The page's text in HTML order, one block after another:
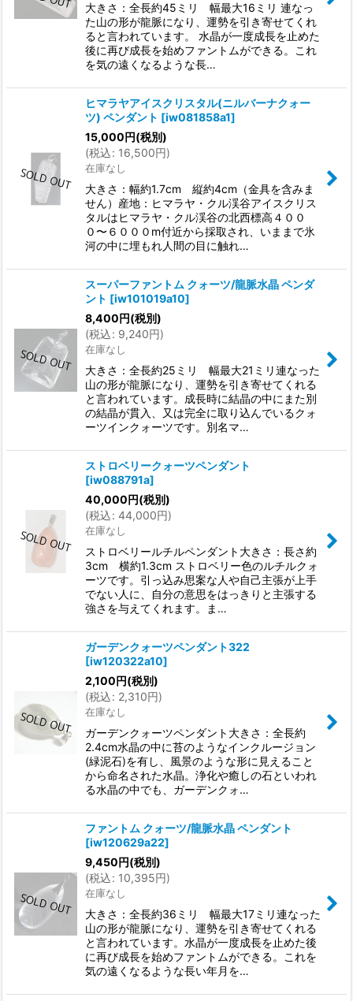
大きさ：全長約45ミリ 幅最大16ミリ 連なっ
た山の形が龍脈になり、運勢を引き寄せてくれ
ると言われています。 水晶が一度成長を止めた
後に再び成長を始めファントムができる。これ
を気の遠くなるような長…
ヒマラヤアイスクリスタル(ニルバーナクォー
ツ) ペンダント [iw081858a1]
15,000円(税別)
(税込: 16,500円)
在庫なし
大きさ：幅約1.7cm 縦約4cm（金具を含みま
せん）産地：ヒマラヤ・クル渓谷アイスクリス
タルはヒマラヤ・クル渓谷の北西標高４００
０〜６０００m付近から採取され、いままで氷
河の中に埋もれ人間の目に触れ…
スーパーファントム クォーツ/龍脈水晶 ペンダ
ント [iw101019a10]
8,400円(税別)
(税込: 9,240円)
在庫なし
大きさ：全長約25ミリ 幅最大21ミリ連なった
山の形が龍脈になり、運勢を引き寄せてくれる
と言われています。成長時に結晶の中にまた別
の結晶が貫入、又は完全に取り込んでいるクォ
ーツインクォーツです。別名マ…
ストロベリークォーツペンダント
[iw088791a]
40,000円(税別)
(税込: 44,000円)
在庫なし
ストロベリールチルペンダント大きさ：長さ約
3cm 横約1.3cm ストロベリー色のルチルクォ
ーツです。引っ込み思案な人や自己主張が上手
でない人に、自分の意思をはっきりと主張する
強さを与えてくれます。ま…
ガーデンクォーツペンダント322
[iw120322a10]
2,100円(税別)
(税込: 2,310円)
在庫なし
ガーデンクォーツペンダント大きさ：全長約
2.4cm水晶の中に苔のようなインクルージョン
(緑泥石)を有し、風景のような形に見えること
から命名された水晶。浄化や癒しの石といわれ
る水晶の中でも、ガーデンクォ…
ファントム クォーツ/龍脈水晶 ペンダント
[iw120629a22]
9,450円(税別)
(税込: 10,395円)
在庫なし
大きさ：全長約36ミリ 幅最大17ミリ連なった
山の形が龍脈になり、運勢を引き寄せてくれる
と言われています。水晶が一度成長を止めた後
に再び成長を始めファントムができる。これを
気の遠くなるような長い年月を…